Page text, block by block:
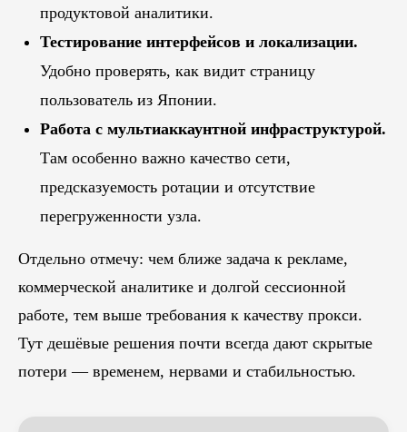
продуктовой аналитики.
Тестирование интерфейсов и локализации.
Удобно проверять, как видит страницу
пользователь из Японии.
Работа с мультиаккаунтной инфраструктурой.
Там особенно важно качество сети,
предсказуемость ротации и отсутствие
перегруженности узла.
Отдельно отмечу: чем ближе задача к рекламе,
коммерческой аналитике и долгой сессионной
работе, тем выше требования к качеству прокси.
Тут дешёвые решения почти всегда дают скрытые
потери — временем, нервами и стабильностью.